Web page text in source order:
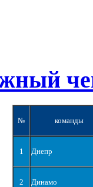
№ команды
1 Днепр
2 Динамо